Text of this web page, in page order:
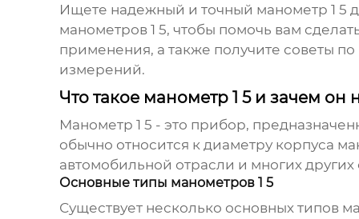
Ищете надежный и точный манометр 1 5
манометров 1 5, чтобы помочь вам
применения, а также получите советы
измерений.
Что такое манометр 1 5 и зачем он
Манометр 1 5 - это прибор,
обычно относится к диаметру корпуса
автомобильной отрасли и многих других
Основные типы манометров 1 5
Существует несколько основных типов